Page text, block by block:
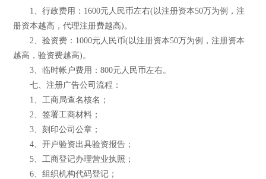
1、行政费用：1600元人民币左右(以注册资本50万为例，注
册资本越高，代理注册费越高)。
2、验资费：1000元人民币(以注册资本50万为例，注册资本
越高，验资费越高)。
3、临时帐户费用：800元人民币左右。
七、注册广告公司流程：
1、工商局查名核名；
2、签署工商材料；
3、刻印公司公章；
4、开户验资出具验资报告；
5、工商登记办理营业执照；
6、组织机构代码登记；